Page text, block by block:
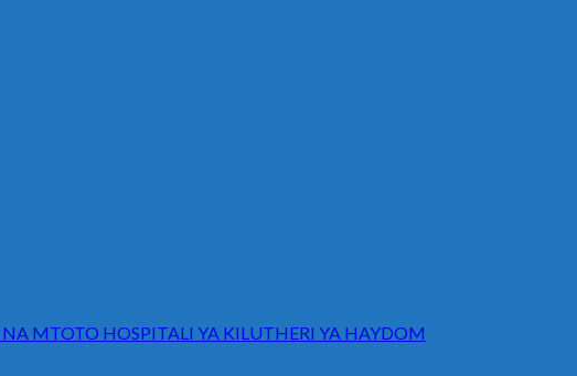
MTOTO HOSPITALI YA KILUTHERI YA HAYDOM